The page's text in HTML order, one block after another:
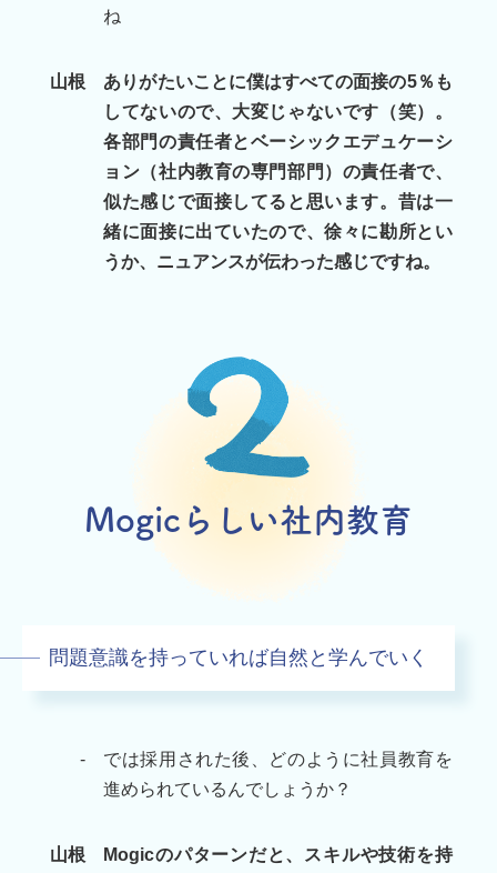
ね
山根
ありがたいことに僕はすべての面接の5％も
してないので、大変じゃないです（笑）。
各部門の責任者とベーシックエデュケーシ
ョン（社内教育の専門部門）の責任者で、
似た感じで面接してると思います。昔は一
緒に面接に出ていたので、徐々に勘所とい
うか、ニュアンスが伝わった感じですね。
Mogicらしい社内教育
問題意識を持っていれば自然と学んでいく
-
では採用された後、どのように社員教育を
進められているんでしょうか？
山根
Mogicのパターンだと、スキルや技術を持